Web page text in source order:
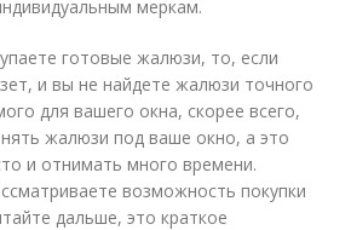
меркам.
готовые жалюзи, то, если
и вы не найдете жалюзи точного
для вашего окна, скорее всего,
жалюзи под ваше окно, а это
и отнимать много времени.
возможность покупки
дальше, это краткое